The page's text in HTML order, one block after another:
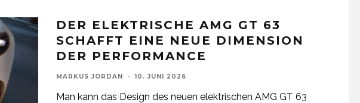
DER ELEKTRISCHE AMG GT 63
SCHAFFT EINE NEUE DIMENSION
DER PERFORMANCE
MARKUS JORDAN · 10. JUNI 2026
Man kann das Design des neuen elektrischen AMG GT 63